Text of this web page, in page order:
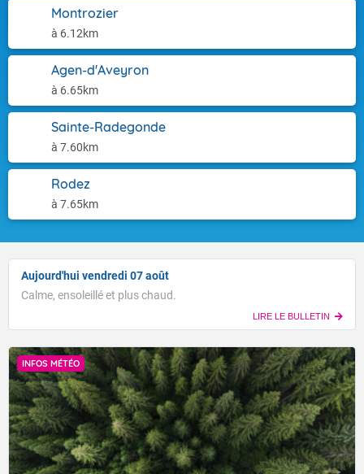
Montrozier
à 6.12km
Agen-d'Aveyron
à 6.65km
Sainte-Radegonde
à 7.60km
Rodez
à 7.65km
Aujourd'hui vendredi 07 août
Calme, ensoleillé et plus chaud.
LIRE LE BULLETIN
INFOS MÉTÉO